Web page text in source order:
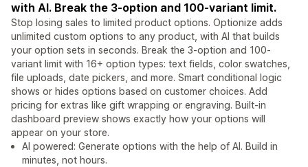
with AI. Break the 3-option and 100-variant limit.
Stop losing sales to limited product options. Optionize adds
unlimited custom options to any product, with AI that builds
your option sets in seconds. Break the 3-option and 100-
variant limit with 16+ option types: text fields, color swatches,
file uploads, date pickers, and more. Smart conditional logic
shows or hides options based on customer choices. Add
pricing for extras like gift wrapping or engraving. Built-in
dashboard preview shows exactly how your options will
appear on your store.
AI powered: Generate options with the help of AI. Build in
minutes, not hours.